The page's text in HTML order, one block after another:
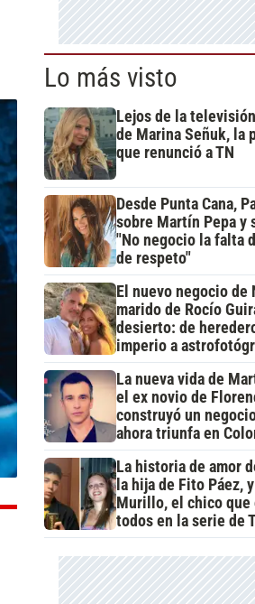
Lo más visto
Lejos de la
de Marina Señuk, la
que renunció a TN
Desde Punta Cana,
sobre Martín Pepa y
"No negocio la falta
de respeto"
El nuevo negocio de
marido de Rocío
desierto: de
imperio a
La nueva vida de
el ex novio de
construyó un
ahora triunfa en
La historia de amor
la hija de Fito Páez,
Murillo, el chico que
todos en la serie de